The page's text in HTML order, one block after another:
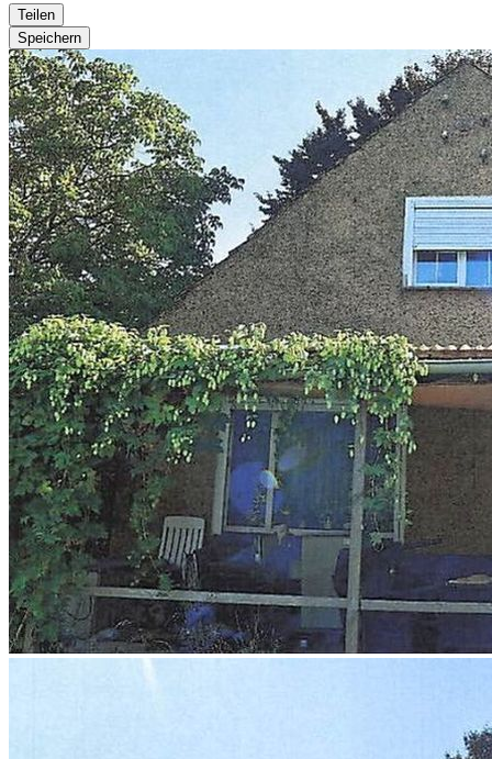
Teilen
Speichern